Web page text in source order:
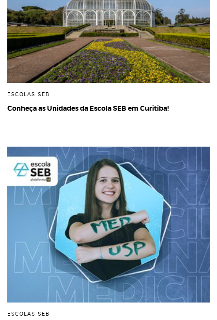
ESCOLAS SEB
Conheça as Unidades da Escola SEB em Curitiba!
ESCOLAS SEB